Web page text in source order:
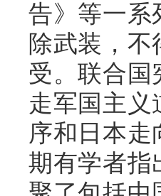
告》等一系
除武装，
受。联合国
走军国主义
序和日本
期有学者指